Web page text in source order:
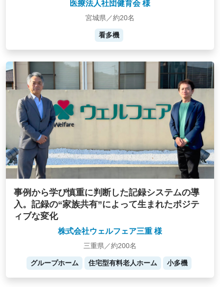
医療法人社団健育会 様
宮城県／約20名
看多機
事例から学び慎重に判断した記録システムの導
入。記録の“家族共有”によって生まれたポジテ
ィブな変化
株式会社ウェルフェア三重 様
三重県／約200名
グループホーム 住宅型有料老人ホーム 小多機